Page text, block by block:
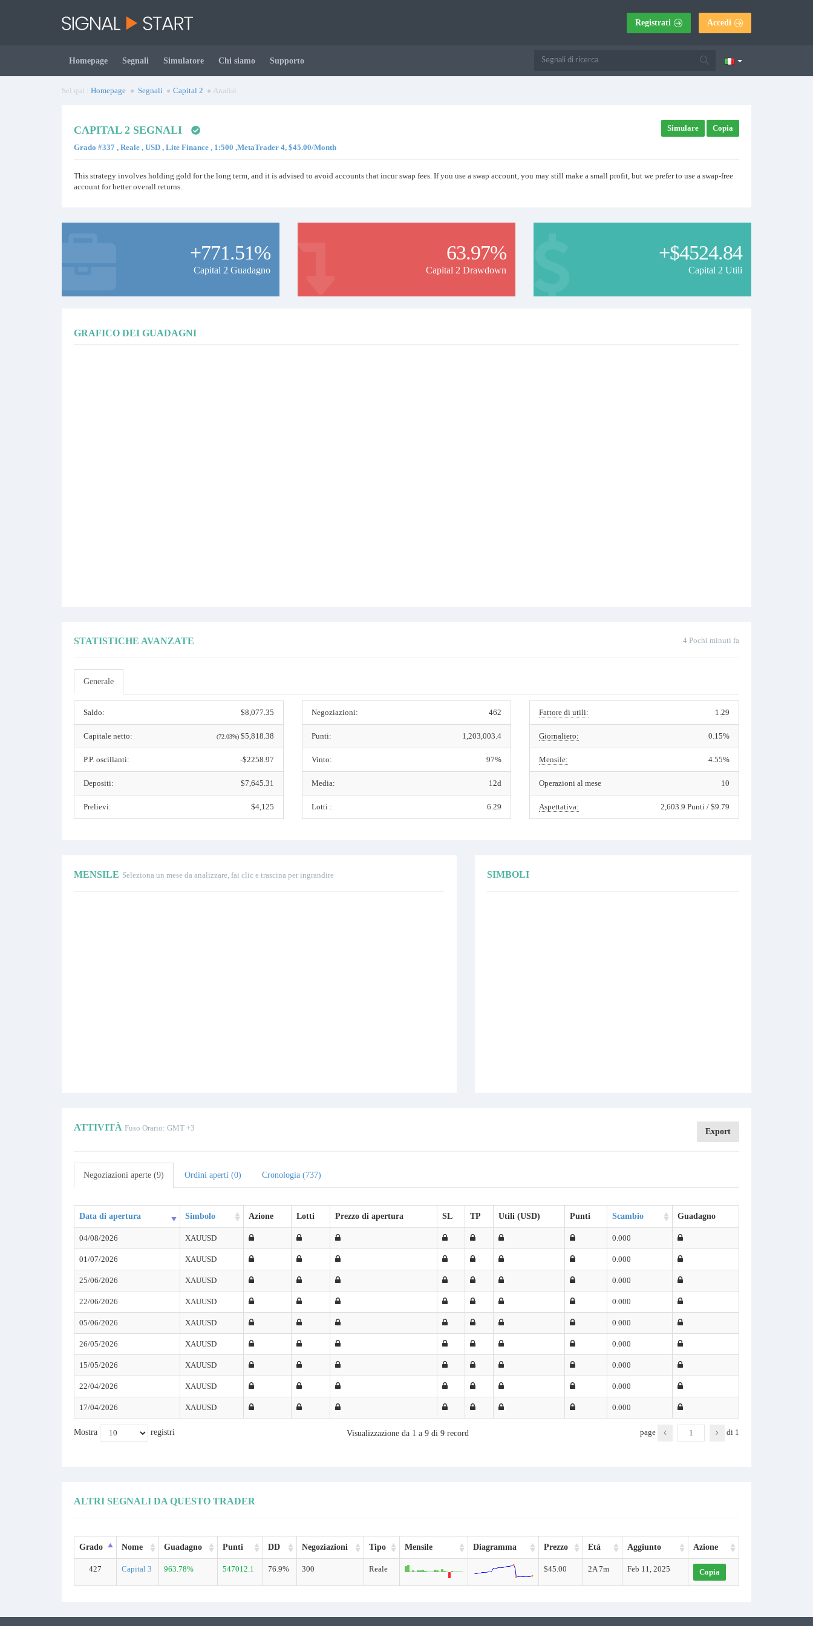
Registrati Accedi
Homepage Segnali Simulatore Chi siamo Supporto
Sei qui : Homepage Segnali Capital 2 Analisi
CAPITAL 2 SEGNALI
Grado #337 , Reale , USD , Lite Finance , 1:500 ,MetaTrader 4, $45.00/Month
Simulare Copia
This strategy involves holding gold for the long term, and it is advised to avoid accounts that incur swap fees. If you use a swap account, you may still make a small profit, but we prefer to use a swap-free
account for better overall returns.
+771.51%
Capital 2 Guadagno
63.97%
Capital 2 Drawdown
+$4524.84
Capital 2 Utili
GRAFICO DEI GUADAGNI
4 Pochi minuti fa
STATISTICHE AVANZATE
Generale
Saldo: $8,077.35
Capitale netto: (72.03%)$5,818.38
P.P. oscillanti: -$2258.97
Depositi: $7,645.31
Prelievi: $4,125
Negoziazioni: 462
Punti: 1,203,003.4
Vinto: 97%
Media: 12d
Lotti : 6.29
Fattore di utili: 1.29
Giornaliero: 0.15%
Mensile: 4.55%
Operazioni al mese 10
Aspettativa: 2,603.9 Punti / $9.79
MENSILE Seleziona un mese da analizzare, fai clic e trascina per ingrandire SIMBOLI
ATTIVITÀ Fuso Orario: GMT +3 Export
Negoziazioni aperte (9) Ordini aperti (0) Cronologia (737)
Data di apertura Simbolo Azione Lotti Prezzo di apertura SL TP Utili (USD) Punti Scambio Guadagno
04/08/2026 XAUUSD 0.000
01/07/2026 XAUUSD 0.000
25/06/2026 XAUUSD 0.000
22/06/2026 XAUUSD 0.000
05/06/2026 XAUUSD 0.000
26/05/2026 XAUUSD 0.000
15/05/2026 XAUUSD 0.000
22/04/2026 XAUUSD 0.000
17/04/2026 XAUUSD 0.000
Mostra registri Visualizzazione da 1 a 9 di 9 record page di 1
ALTRI SEGNALI DA QUESTO TRADER
Grado Nome Guadagno Punti DD Negoziazioni Tipo Mensile Diagramma Prezzo Età Aggiunto Azione
427 Capital 3 963.78% 547012.1 76.9% 300 Reale $45.00 2A 7m Feb 11, 2025 Copia